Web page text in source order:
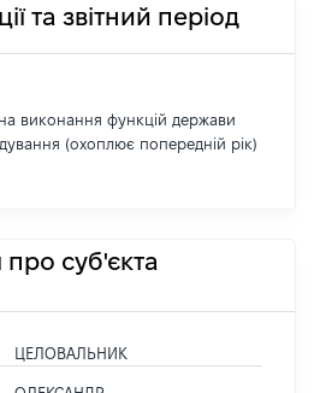
та звітний період
виконання функцій держави
(охоплює попередній рік)
про суб'єкта
ЦЕЛОВАЛЬНИК